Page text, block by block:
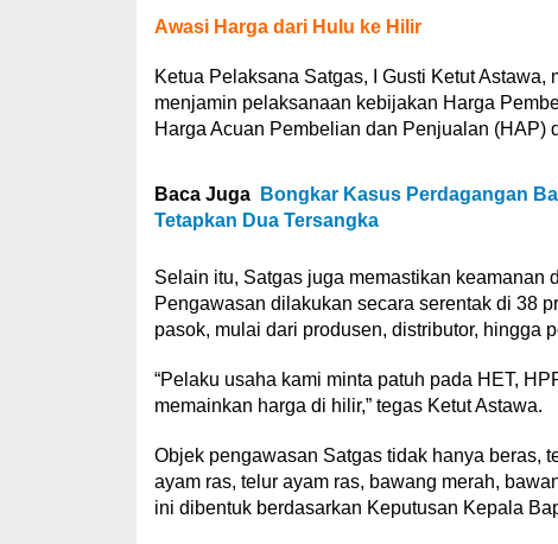
Awasi Harga dari Hulu ke Hilir
Ketua Pelaksana Satgas, I Gusti Ketut
menjamin pelaksanaan kebijakan Harga
Harga Acuan Pembelian dan Penjualan (HAP)
Baca Juga
Bongkar Kasus Perdagangan
Tetapkan Dua Tersangka
Selain itu, Satgas juga memastikan keamanan
Pengawasan dilakukan secara serentak di 38
pasok, mulai dari produsen, distributor, hingga
“Pelaku usaha kami minta patuh pada HET,
memainkan harga di hilir,” tegas Ketut Astawa.
Objek pengawasan Satgas tidak hanya beras,
ayam ras, telur ayam ras, bawang merah,
ini dibentuk berdasarkan Keputusan Kepala